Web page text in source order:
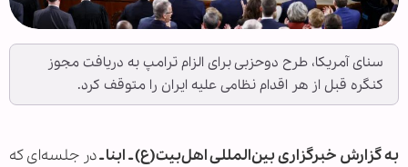
سنای آمریکا، طرح دوحزبی برای الزام ترامپ به دریافت مجوز
کنگره قبل از هر اقدام نظامی علیه ایران را متوقف کرد.
به گزارش خبرگزاری بین‌المللی اهل‌بیت(ع) ـ ابنا ـدر جلسه‌ای که